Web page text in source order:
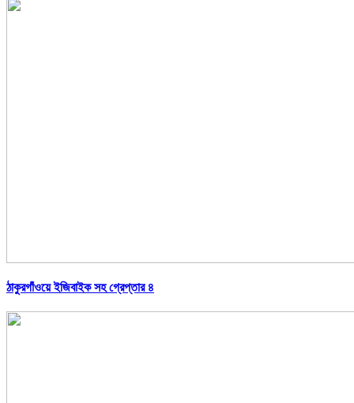
ঠাকুরগাঁওয়ে ইজিবাইক সহ গ্রেপ্তার ৪